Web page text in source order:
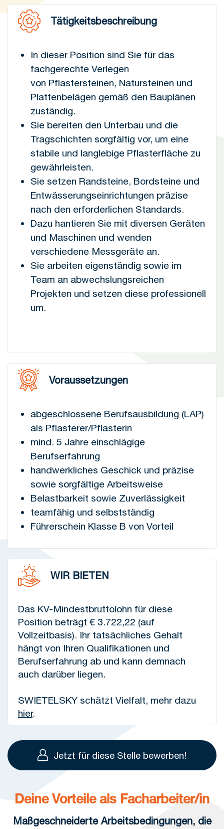
Tätigkeitsbeschreibung
In dieser Position sind Sie für das
fachgerechte Verlegen
von Pflastersteinen, Natursteinen und
Plattenbelägen gemäß den Bauplänen
zuständig.
Sie bereiten den Unterbau und die
Tragschichten sorgfältig vor, um eine
stabile und langlebige Pflasterfläche zu
gewährleisten.
Sie setzen Randsteine, Bordsteine und
Entwässerungseinrichtungen präzise
nach den erforderlichen Standards.
Dazu hantieren Sie mit diversen Geräten
und Maschinen und wenden
verschiedene Messgeräte an.
Sie arbeiten eigenständig sowie im
Team an abwechslungsreichen
Projekten und setzen diese professionell
um.
Voraussetzungen
abgeschlossene Berufsausbildung (LAP)
als Pflasterer/Pflasterin
mind. 5 Jahre einschlägige
Berufserfahrung
handwerkliches Geschick und präzise
sowie sorgfältige Arbeitsweise
Belastbarkeit sowie Zuverlässigkeit
teamfähig und selbstständig
Führerschein Klasse B von Vorteil
WIR BIETEN
Das KV-Mindestbruttolohn für diese
Position beträgt € 3.722,22 (auf
Vollzeitbasis). Ihr tatsächliches Gehalt
hängt von Ihren Qualifikationen und
Berufserfahrung ab und kann demnach
auch darüber liegen.
SWIETELSKY schätzt Vielfalt, mehr dazu
hier.
Jetzt für diese Stelle bewerben!
Deine Vorteile als Facharbeiter/in
Maßgeschneiderte Arbeitsbedingungen, die